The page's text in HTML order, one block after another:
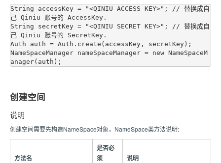
String accessKey = "<QINIU ACCESS KEY>"; // 替换成自
己 Qiniu 账号的 AccessKey.
String secretKey = "<QINIU SECRET KEY>"; // 替换成自
己 Qiniu 账号的 SecretKey.
Auth auth = Auth.create(accessKey, secretKey);
NameSpaceManager nameSpaceManager = new NameSpaceM
创建空间
说明
创建空间需要先构造NameSpace对象，NameSpace类方法说明:
方法名
是否必
须
说明